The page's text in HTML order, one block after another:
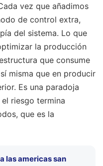
vez que añadimos
de control extra,
del sistema. Lo que
la producción
que consume
misma que en producir
Es una paradoja
riesgo termina
que es la
las americas san